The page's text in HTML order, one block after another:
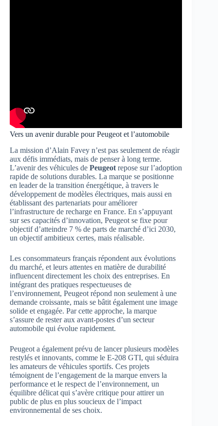
Vers un avenir durable pour Peugeot et l’automobile
La mission d’Alain Favey n’est pas seulement de réagir
aux défis immédiats, mais de penser à long terme.
L’avenir des véhicules de Peugeot repose sur l’adoption
rapide de solutions durables. La marque se positionne
en leader de la transition énergétique, à travers le
développement de modèles électriques, mais aussi en
établissant des partenariats pour améliorer
l’infrastructure de recharge en France. En s’appuyant
sur ses capacités d’innovation, Peugeot se fixe pour
objectif d’atteindre 7 % de parts de marché d’ici 2030,
un objectif ambitieux certes, mais réalisable.
Les consommateurs français répondent aux évolutions
du marché, et leurs attentes en matière de durabilité
influencent directement les choix des entreprises. En
intégrant des pratiques respectueuses de
l’environnement, Peugeot répond non seulement à une
demande croissante, mais se bâtit également une image
solide et engagée. Par cette approche, la marque
s’assure de rester aux avant-postes d’un secteur
automobile qui évolue rapidement.
Peugeot a également prévu de lancer plusieurs modèles
restylés et innovants, comme le E-208 GTI, qui séduira
les amateurs de véhicules sportifs. Ces projets
témoignent de l’engagement de la marque envers la
performance et le respect de l’environnement, un
équilibre délicat qui s’avère critique pour attirer un
public de plus en plus soucieux de l’impact
environnemental de ses choix.